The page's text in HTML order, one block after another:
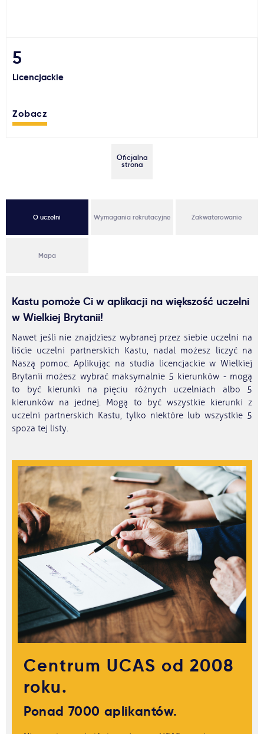
Usługi
Aktualności
5
Licencjackie
Zobacz
Oficjalna
strona
O uczelni Wymagania rekrutacyjne Zakwaterowanie
Mapa
Kastu pomoże Ci w aplikacji na większość uczelni
w Wielkiej Brytanii!
Nawet jeśli nie znajdziesz wybranej przez siebie uczelni na
liście uczelni partnerskich Kastu, nadal możesz liczyć na
Naszą pomoc. Aplikując na studia licencjackie w Wielkiej
Brytanii możesz wybrać maksymalnie 5 kierunków - mogą
to być kierunki na pięciu różnych uczelniach albo 5
kierunków na jednej. Mogą to być wszystkie kierunki z
uczelni partnerskich Kastu, tylko niektóre lub wszystkie 5
spoza tej listy.
Centrum UCAS od 2008
roku.
Ponad 7000 aplikantów.